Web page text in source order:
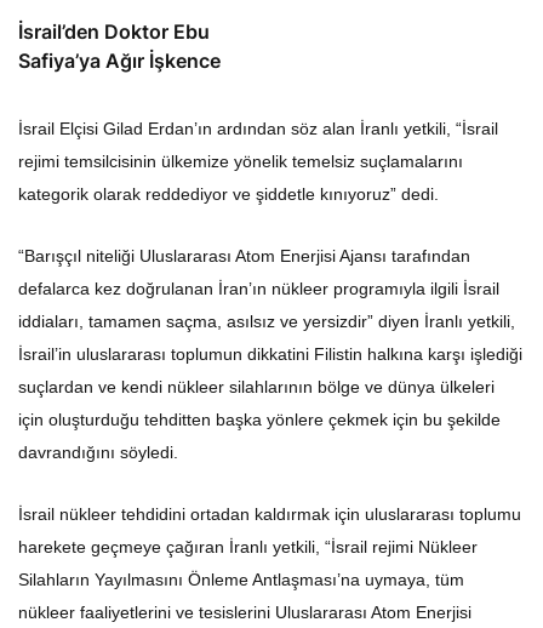
İsrail’den Doktor Ebu
Safiya’ya Ağır İşkence
İsrail Elçisi Gilad Erdan’ın ardından söz alan İranlı yetkili, “İsrail
rejimi temsilcisinin ülkemize yönelik temelsiz suçlamalarını
kategorik olarak reddediyor ve şiddetle kınıyoruz” dedi.
“Barışçıl niteliği Uluslararası Atom Enerjisi Ajansı tarafından
defalarca kez doğrulanan İran’ın nükleer programıyla ilgili İsrail
iddiaları, tamamen saçma, asılsız ve yersizdir” diyen İranlı yetkili,
İsrail’in uluslararası toplumun dikkatini Filistin halkına karşı işlediği
suçlardan ve kendi nükleer silahlarının bölge ve dünya ülkeleri
için oluşturduğu tehditten başka yönlere çekmek için bu şekilde
davrandığını söyledi.
İsrail nükleer tehdidini ortadan kaldırmak için uluslararası toplumu
harekete geçmeye çağıran İranlı yetkili, “İsrail rejimi Nükleer
Silahların Yayılmasını Önleme Antlaşması’na uymaya, tüm
nükleer faaliyetlerini ve tesislerini Uluslararası Atom Enerjisi